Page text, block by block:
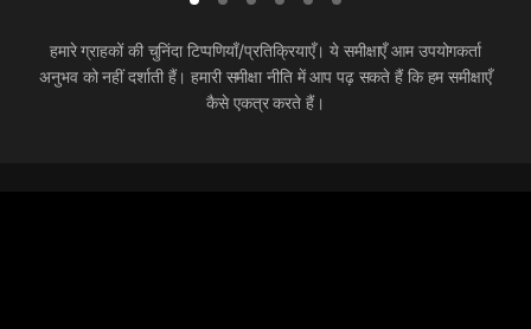
हमारे ग्राहकों की चुनिंदा टिप्पणियाँ/प्रतिक्रियाएँ। ये समीक्षाएँ आम उपयोगकर्ता
अनुभव को नहीं दर्शाती हैं। हमारी समीक्षा नीति में आप पढ़ सकते हैं कि हम समीक्षाएँ
कैसे एकत्र करते हैं।